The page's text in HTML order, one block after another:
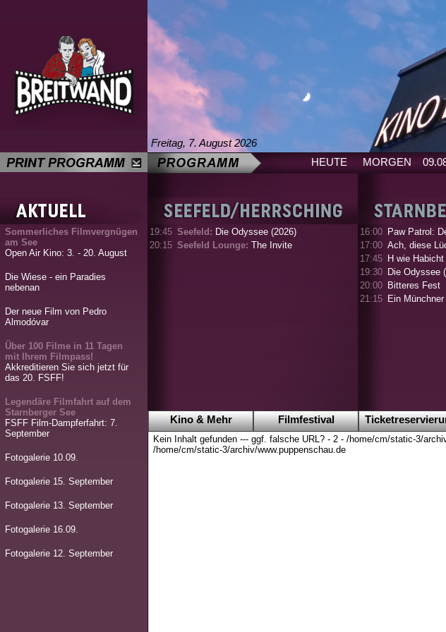
Freitag, 7. August 2026
HEUTE
MORGEN
Sommerliches Filmvergnügen
am See
Open Air Kino: 3. - 20. August
Die Wiese - ein Paradies
nebenan
Der neue Film von Pedro
Almodóvar
Über 100 Filme in 11 Tagen
mit Ihrem Filmpass!
Akkreditieren Sie sich jetzt für
das 20. FSFF!
Legendäre Filmfahrt auf dem
Starnberger See
FSFF Film-Dampferfahrt: 7.
September
Fotogalerie 10.09.
Fotogalerie 15. September
Fotogalerie 13. September
Fotogalerie 16.09.
Fotogalerie 12. September
19:45 Seefeld: Die Odyssee (2026)
20:15 Seefeld Lounge: The Invite
16:00 Paw Patrol:
17:00 Ach, diese
17:45 H wie Habicht
19:30 Die Odyssee
20:00 Bitteres Fest
21:15 Ein
Kino & Mehr Filmfestival
Kein Inhalt gefunden --- ggf. falsche URL? - 2 - /home/cm/static-3/
/home/cm/static-3/archiv/www.puppenschau.de